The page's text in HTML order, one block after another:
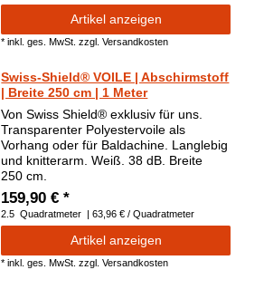
Artikel anzeigen
*inkl. ges. MwSt. zzgl.Versandkosten
Swiss-Shield® VOILE | Abschirmstoff
| Breite 250 cm | 1 Meter
Von Swiss Shield® exklusiv für uns.
Transparenter Polyestervoile als
Vorhang oder für Baldachine. Langlebig
und knitterarm. Weiß. 38 dB. Breite
250 cm.
159,90 € *
2.5 Quadratmeter | 63,96 € / Quadratmeter
Artikel anzeigen
*inkl. ges. MwSt. zzgl.Versandkosten